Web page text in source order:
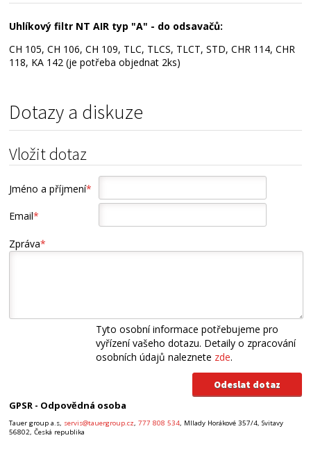
Uhlíkový filtr NT AIR typ "A" - do odsavačů:
CH 105, CH 106, CH 109, TLC, TLCS, TLCT, STD, CHR 114, CHR
118, KA 142 (je potřeba objednat 2ks)
Dotazy a diskuze
Vložit dotaz
Jméno a příjmení*
Email*
Zpráva*
Tyto osobní informace potřebujeme pro
vyřízení vašeho dotazu. Detaily o zpracování
osobních údajů naleznete zde.
GPSR - Odpovědná osoba
Tauer group a.s, servis@tauergroup.cz,777 808 534, MIlady Horákové 357/4, Svitavy
56802, Česká republika